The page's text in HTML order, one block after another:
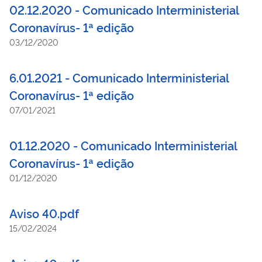
02.12.2020 - Comunicado Interministerial
Coronavírus- 1ª edição
03/12/2020
6.01.2021 - Comunicado Interministerial
Coronavírus- 1ª edição
07/01/2021
01.12.2020 - Comunicado Interministerial
Coronavírus- 1ª edição
01/12/2020
Aviso 40.pdf
15/02/2024